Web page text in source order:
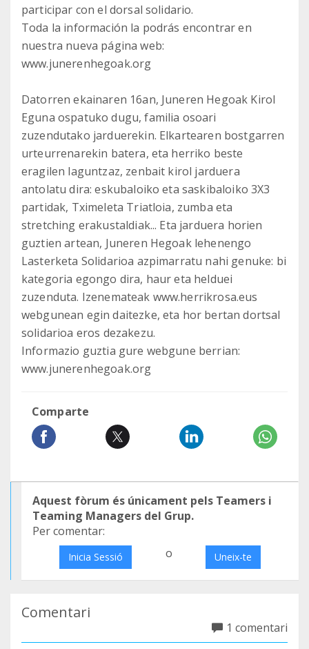
participar con el dorsal solidario.
Toda la información la podrás encontrar en
nuestra nueva página web:
www.junerenhegoak.org
Datorren ekainaren 16an, Juneren Hegoak Kirol
Eguna ospatuko dugu, familia osoari
zuzendutako jarduerekin. Elkartearen bostgarren
urteurrenarekin batera, eta herriko beste
eragilen laguntzaz, zenbait kirol jarduera
antolatu dira: eskubaloiko eta saskibaloiko 3X3
partidak, Tximeleta Triatloia, zumba eta
stretching erakustaldiak... Eta jarduera horien
guztien artean, Juneren Hegoak lehenengo
Lasterketa Solidarioa azpimarratu nahi genuke: bi
kategoria egongo dira, haur eta helduei
zuzenduta. Izenemateak www.herrikrosa.eus
webgunean egin daitezke, eta hor bertan dortsal
solidarioa eros dezakezu.
Informazio guztia gure webgune berrian:
www.junerenhegoak.org
Comparte
Aquest fòrum és únicament pels Teamers i
Teaming Managers del Grup.
Per comentar:
Inicia Sessió o Uneix-te
Comentari
1 comentari